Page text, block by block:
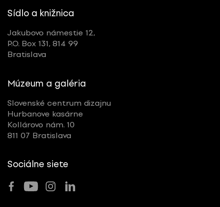
Sídlo a knižnica
Jakubovo námestie 12,
P.O. Box 131, 814 99
Bratislava
Múzeum a galéria
Slovenské centrum dizajnu
Hurbanove kasárne
Kollárovo nám. 10
811 07 Bratislava
Sociálne siete